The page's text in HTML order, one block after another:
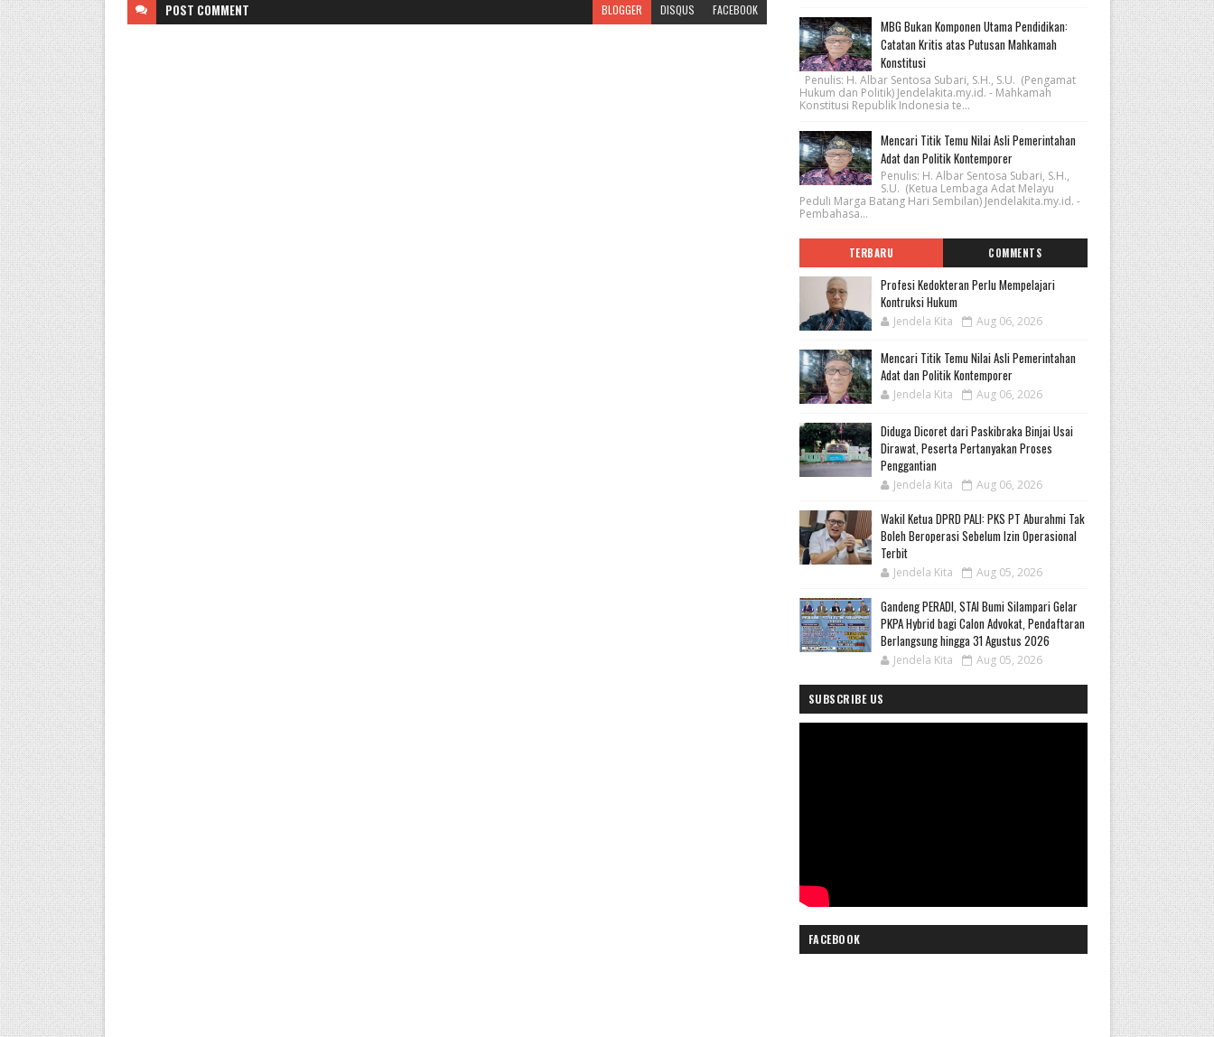
POST COMMENT BLOGGER DISQUS FACEBOOK
MBG Bukan Komponen Utama Pendidikan:
Catatan Kritis atas Putusan Mahkamah
Konstitusi
Penulis: H. Albar Sentosa Subari, S.H., S.U. (Pengamat
Hukum dan Politik) Jendelakita.my.id. - Mahkamah
Konstitusi Republik Indonesia te...
Mencari Titik Temu Nilai Asli Pemerintahan
Adat dan Politik Kontemporer
Penulis: H. Albar Sentosa Subari, S.H.,
S.U. (Ketua Lembaga Adat Melayu
Peduli Marga Batang Hari Sembilan) Jendelakita.my.id. -
Pembahasa...
TERBARU COMMENTS
Profesi Kedokteran Perlu Mempelajari
Kontruksi Hukum
Jendela Kita Aug 06, 2026
Mencari Titik Temu Nilai Asli Pemerintahan
Adat dan Politik Kontemporer
Jendela Kita Aug 06, 2026
Diduga Dicoret dari Paskibraka Binjai Usai
Dirawat, Peserta Pertanyakan Proses
Penggantian
Jendela Kita Aug 06, 2026
Wakil Ketua DPRD PALI: PKS PT Aburahmi Tak
Boleh Beroperasi Sebelum Izin Operasional
Terbit
Jendela Kita Aug 05, 2026
Gandeng PERADI, STAI Bumi Silampari Gelar
PKPA Hybrid bagi Calon Advokat, Pendaftaran
Berlangsung hingga 31 Agustus 2026
Jendela Kita Aug 05, 2026
SUBSCRIBE US
FACEBOOK